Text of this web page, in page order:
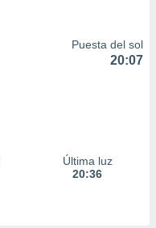
Puesta del sol
20:07
Última luz
20:36